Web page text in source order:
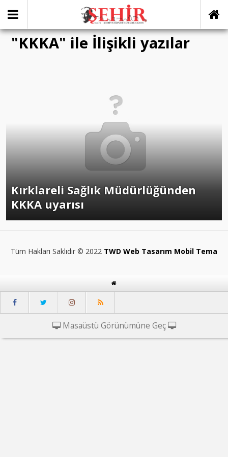
"KKKA" ile İlişikli yazılar
Kırklareli Sağlık Müdürlüğünden
KKKA uyarısı
Tüm Hakları Saklıdır © 2022 TWD Web Tasarım Mobil Tema
Masaüstü Görünümüne Geç